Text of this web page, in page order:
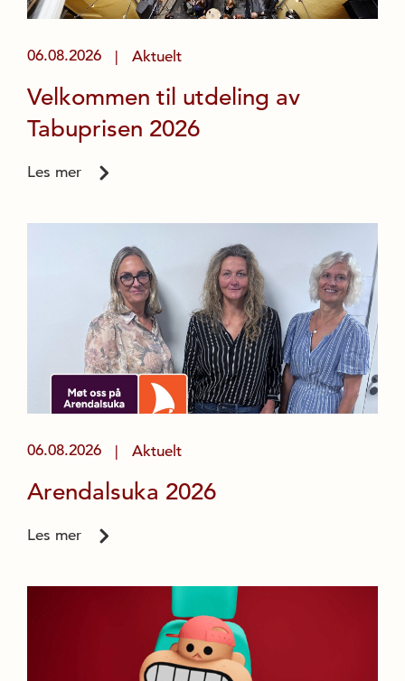
06.08.2026 Aktuelt
Velkommen til utdeling av
Tabuprisen 2026
Les mer
06.08.2026 Aktuelt
Arendalsuka 2026
Les mer